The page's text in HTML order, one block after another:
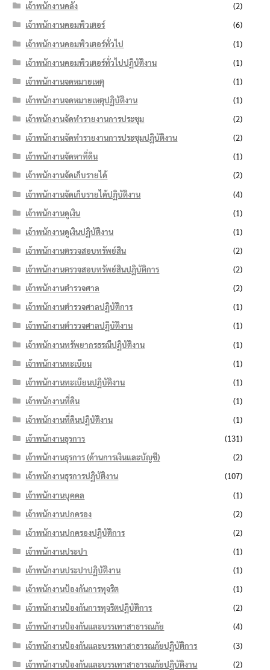
เจ้าพนักงานคลัง
(2)
เจ้าพนักงานคอมพิวเตอร์
(6)
เจ้าพนักงานคอมพิวเตอร์ทั่วไป
(1)
เจ้าพนักงานคอมพิวเตอร์ทั่วไปปฏิบัติงาน
(1)
เจ้าพนักงานจดหมายเหตุ
(1)
เจ้าพนักงานจดหมายเหตุปฏิบัติงาน
(1)
เจ้าพนักงานจัดทำรายงานการประชุม
(2)
เจ้าพนักงานจัดทำรายงานการประชุมปฏิบัติงาน
(2)
เจ้าพนักงานจัดหาที่ดิน
(1)
เจ้าพนักงานจัดเก็บรายได้
(2)
เจ้าพนักงานจัดเก็บรายได้ปฏิบัติงาน
(4)
เจ้าพนักงานดูเงิน
(1)
เจ้าพนักงานดูเงินปฏิบัติงาน
(1)
เจ้าพนักงานตรวจสอบทรัพย์สิน
(2)
เจ้าพนักงานตรวจสอบทรัพย์สินปฏิบัติการ
(2)
เจ้าพนักงานตำรวจศาล
(2)
เจ้าพนักงานตำรวจศาลปฏิบัติการ
(1)
เจ้าพนักงานตำรวจศาลปฏิบัติงาน
(1)
เจ้าพนักงานทรัพยากรธรณีปฏิบัติงาน
(1)
เจ้าพนักงานทะเบียน
(1)
เจ้าพนักงานทะเบียนปฏิบัติงาน
(1)
เจ้าพนักงานที่ดิน
(1)
เจ้าพนักงานที่ดินปฏิบัติงาน
(1)
เจ้าพนักงานธุรการ
(131)
เจ้าพนักงานธุรการ (ด้านการเงินและบัญชี)
(2)
เจ้าพนักงานธุรการปฏิบัติงาน
(107)
เจ้าพนักงานบุคคล
(1)
เจ้าพนักงานปกครอง
(2)
เจ้าพนักงานปกครองปฏิบัติการ
(2)
เจ้าพนักงานประปา
(1)
เจ้าพนักงานประปาปฏิบัติงาน
(1)
เจ้าพนักงานป้องกันการทุจริต
(1)
เจ้าพนักงานป้องกันการทุจริตปฏิบัติการ
(2)
เจ้าพนักงานป้องกันและบรรเทาสาธารณภัย
(4)
เจ้าพนักงานป้องกันและบรรเทาสาธารณภัยปฏิบัติการ
(3)
เจ้าพนักงานป้องกันและบรรเทาสาธารณภัยปฏิบัติงาน
(2)